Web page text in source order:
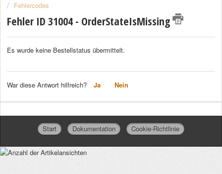
Fehlercodes
Fehler ID 31004 - OrderStateIsMissing
Es wurde keine Bestellstatus übermittelt.
War diese Antwort hilfreich? Ja Nein
Start Dokumentation Cookie-Richtlinie